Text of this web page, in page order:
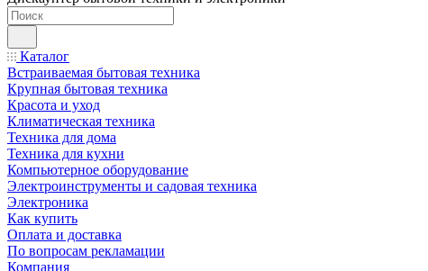
Каталог
Встраиваемая бытовая техника
Крупная бытовая техника
Красота и уход
Климатическая техника
Техника для дома
Техника для кухни
Компьютерное оборудование
Электроинструменты и садовая техника
Электроника
Как купить
Оплата и доставка
По вопросам рекламации
Компания